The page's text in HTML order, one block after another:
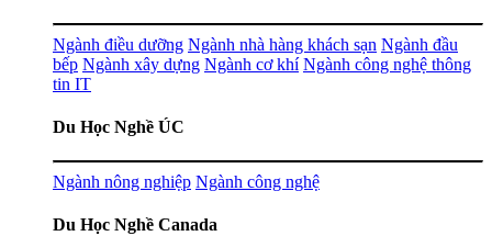
Ngành điều dưỡng Ngành nhà hàng khách sạn Ngành đầu
bếp Ngành xây dựng Ngành cơ khí Ngành công nghệ thông
tin IT
Du Học Nghề ÚC
Ngành nông nghiệp Ngành công nghệ
Du Học Nghề Canada